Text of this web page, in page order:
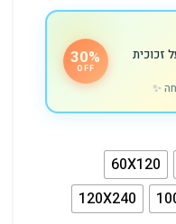
זכוכית
✨
30%
OFF
60X120
120X240